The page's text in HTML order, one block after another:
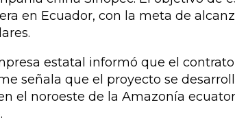
en Ecuador, con la meta de
estatal informó que el
señala que el proyecto se
el noroeste de la Amazonía